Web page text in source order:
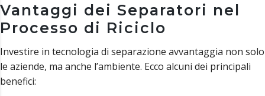
Vantaggi dei Separatori nel
Processo di Riciclo
Investire in tecnologia di separazione avvantaggia non solo
le aziende, ma anche l’ambiente. Ecco alcuni dei principali
benefici: